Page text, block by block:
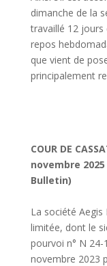
dimanche de la
travaillé 12
repos
que vient de
principalement
COUR DE
novembre
Bulletin)
La société
limitée, dont le
pourvoi n° N 24-
novembre 2023